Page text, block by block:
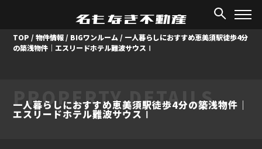
TOP /物件情報 / BIGワンルーム /一人暮らしにおすすめ恵美須駅徒歩4分
の築浅物件｜エスリードホテル難波サウスⅠ
PROPERTY DETAILS
一人暮らしにおすすめ恵美須駅徒歩4分の築浅物件｜
エスリードホテル難波サウスⅠ